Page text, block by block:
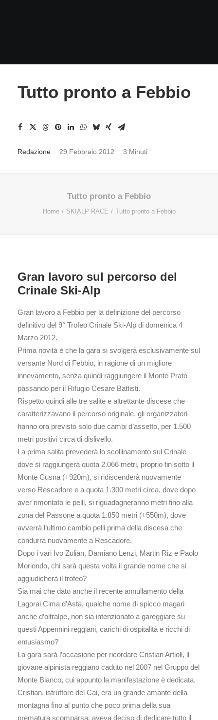
Tutto pronto a Febbio
Redazione 29 Febbraio 2012 3 Minuti
Tutto pronto a Febbio
Home SKIALP RACE Tutto pronto a Febbio
Gran lavoro sul percorso del
Crinale Ski-Alp
Gran lavoro a Febbio per la definizione del percorso
definitivo del 9° Trofeo Crinale Ski-Alp di domenica 4
Marzo 2012.
Prima novità è che la gara si svolgerà esclusivamente sul
versante Nord di Febbio, in ragione di un migliore
innevamento, senza quindi raggiungere il Monte Prato
passando per il Rifugio Cesare Battisti.
Rispetto quindi alle tre salite e altrettante discese che
caratterizzavano il percorso originale, gli organizzatori
hanno ora previsto solo due cambi d’assetto, per 1.500
metri positivi circa di dislivello.
La prima salita prevederà lo scollinamento sul Crinale
dove si raggiungerà quota 2.066 metri, proprio fin sotto il
Monte Cusna (+920m), si ridiscenderà nuovamente
verso Rescadore e a quota 1.300 metri circa, dove dopo
aver rimontato le pelli, si riguadagneranno metri fino alla
zona del Passone a quota 1.850 metri (+550m), dove
avverrà l’ultimo cambio pelli prima della discesa che
condurrà nuovamente a Rescadore.
Dopo i vari Ivo Zulian, Damiano Lenzi, Martin Riz e Paolo
Moriondo, chi sarà questa volta il grande nome che si
aggiudicherà il trofeo?
Sia mai che dato anche il recente annullamento della
Lagorai Cima d’Asta, qualche nome di spicco magari
anche d’oltralpe, non sia intenzionato a gareggiare su
questi Appennini reggiani, carichi di ospitalità e ricchi di
entusiasmo?
La gara sarà l’occasione per ricordare Cristian Artioli, il
giovane alpinista reggiano caduto nel 2007 nel Gruppo del
Monte Bianco, cui appunto la manifestazione è dedicata.
Cristian, istruttore del Cai, era un grande amante della
montagna fino al punto che poco prima della sua
prematura scomparsa, aveva deciso di dedicare tutto il